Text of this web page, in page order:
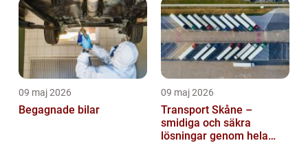
09 maj 2026
Begagnade bilar
09 maj 2026
Transport Skåne –
smidiga och säkra
lösningar genom hela